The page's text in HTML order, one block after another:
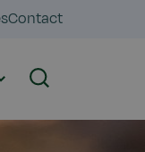
Contact
Zoeken